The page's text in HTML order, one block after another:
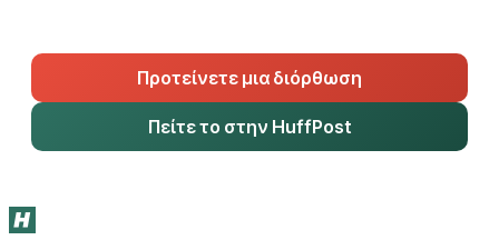
Προτείνετε μια διόρθωση
Πείτε το στην HuffPost